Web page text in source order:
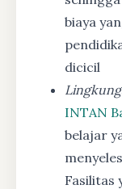
biaya
dicicil
INTAN
belajar
Fasilitas